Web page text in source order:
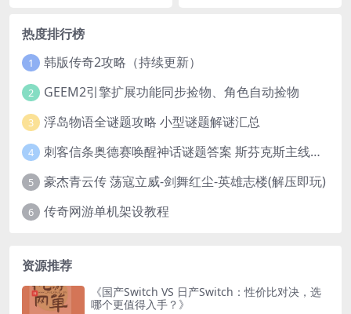
热度排行榜
1 韩版传奇2攻略（持续更新）
2 GEEM2引擎扩展功能同步捡物、角色自动捡物
3 浮岛物语全谜题攻略 小型谜题解谜汇总
4 刺客信条奥德赛唤醒神话谜题答案 斯芬克斯主线攻略
5 豪杰青云传 荡寇立威-剑舞红尘-英雄志楼(解压即玩)
6 传奇网游单机架设教程
资源推荐
《国产Switch VS 日产Switch：性价比对决，选
哪个更值得入手？》